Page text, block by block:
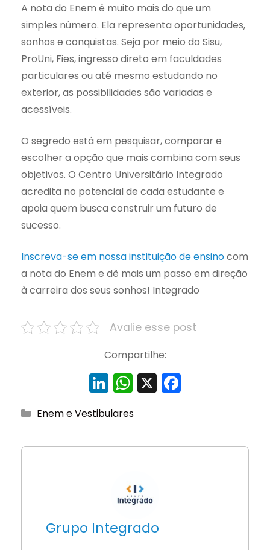
A nota do Enem é muito mais do que um
simples número. Ela representa oportunidades,
sonhos e conquistas. Seja por meio do Sisu,
ProUni, Fies, ingresso direto em faculdades
particulares ou até mesmo estudando no
exterior, as possibilidades são variadas e
acessíveis.
O segredo está em pesquisar, comparar e
escolher a opção que mais combina com seus
objetivos. O Centro Universitário Integrado
acredita no potencial de cada estudante e
apoia quem busca construir um futuro de
sucesso.
Inscreva-se em nossa instituição de ensinocom
a nota do Enem e dê mais um passo em direção
à carreira dos seus sonhos! Integrado
Avalie esse post
Compartilhe:
Li
n
k
e
W
h
a
ts
p
p
X
e
Categorias
Enem e Vestibulares
Grupo Integrado